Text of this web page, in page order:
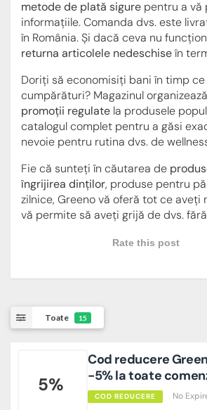
metode de plată sigure pentru a vă
informațiile. Comanda dvs. este
în România. Și dacă ceva nu
returna articolele nedeschiseîn
Doriți să economisiți bani în timp
cumpărături? Magazinul organizează
promoții regulate la produsele
catalogul complet pentru a găsi
nevoie pentru rutina dvs. de
Fie că sunteți în căutarea de
îngrijirea dinților, produse pentru
zilnice, Greeno vă oferă tot ce aveți
vă permite să aveți grijă de dvs.
Rate this post
Toate 15
5%
Cod reducere
-5% la toate
COD REDUCERE No